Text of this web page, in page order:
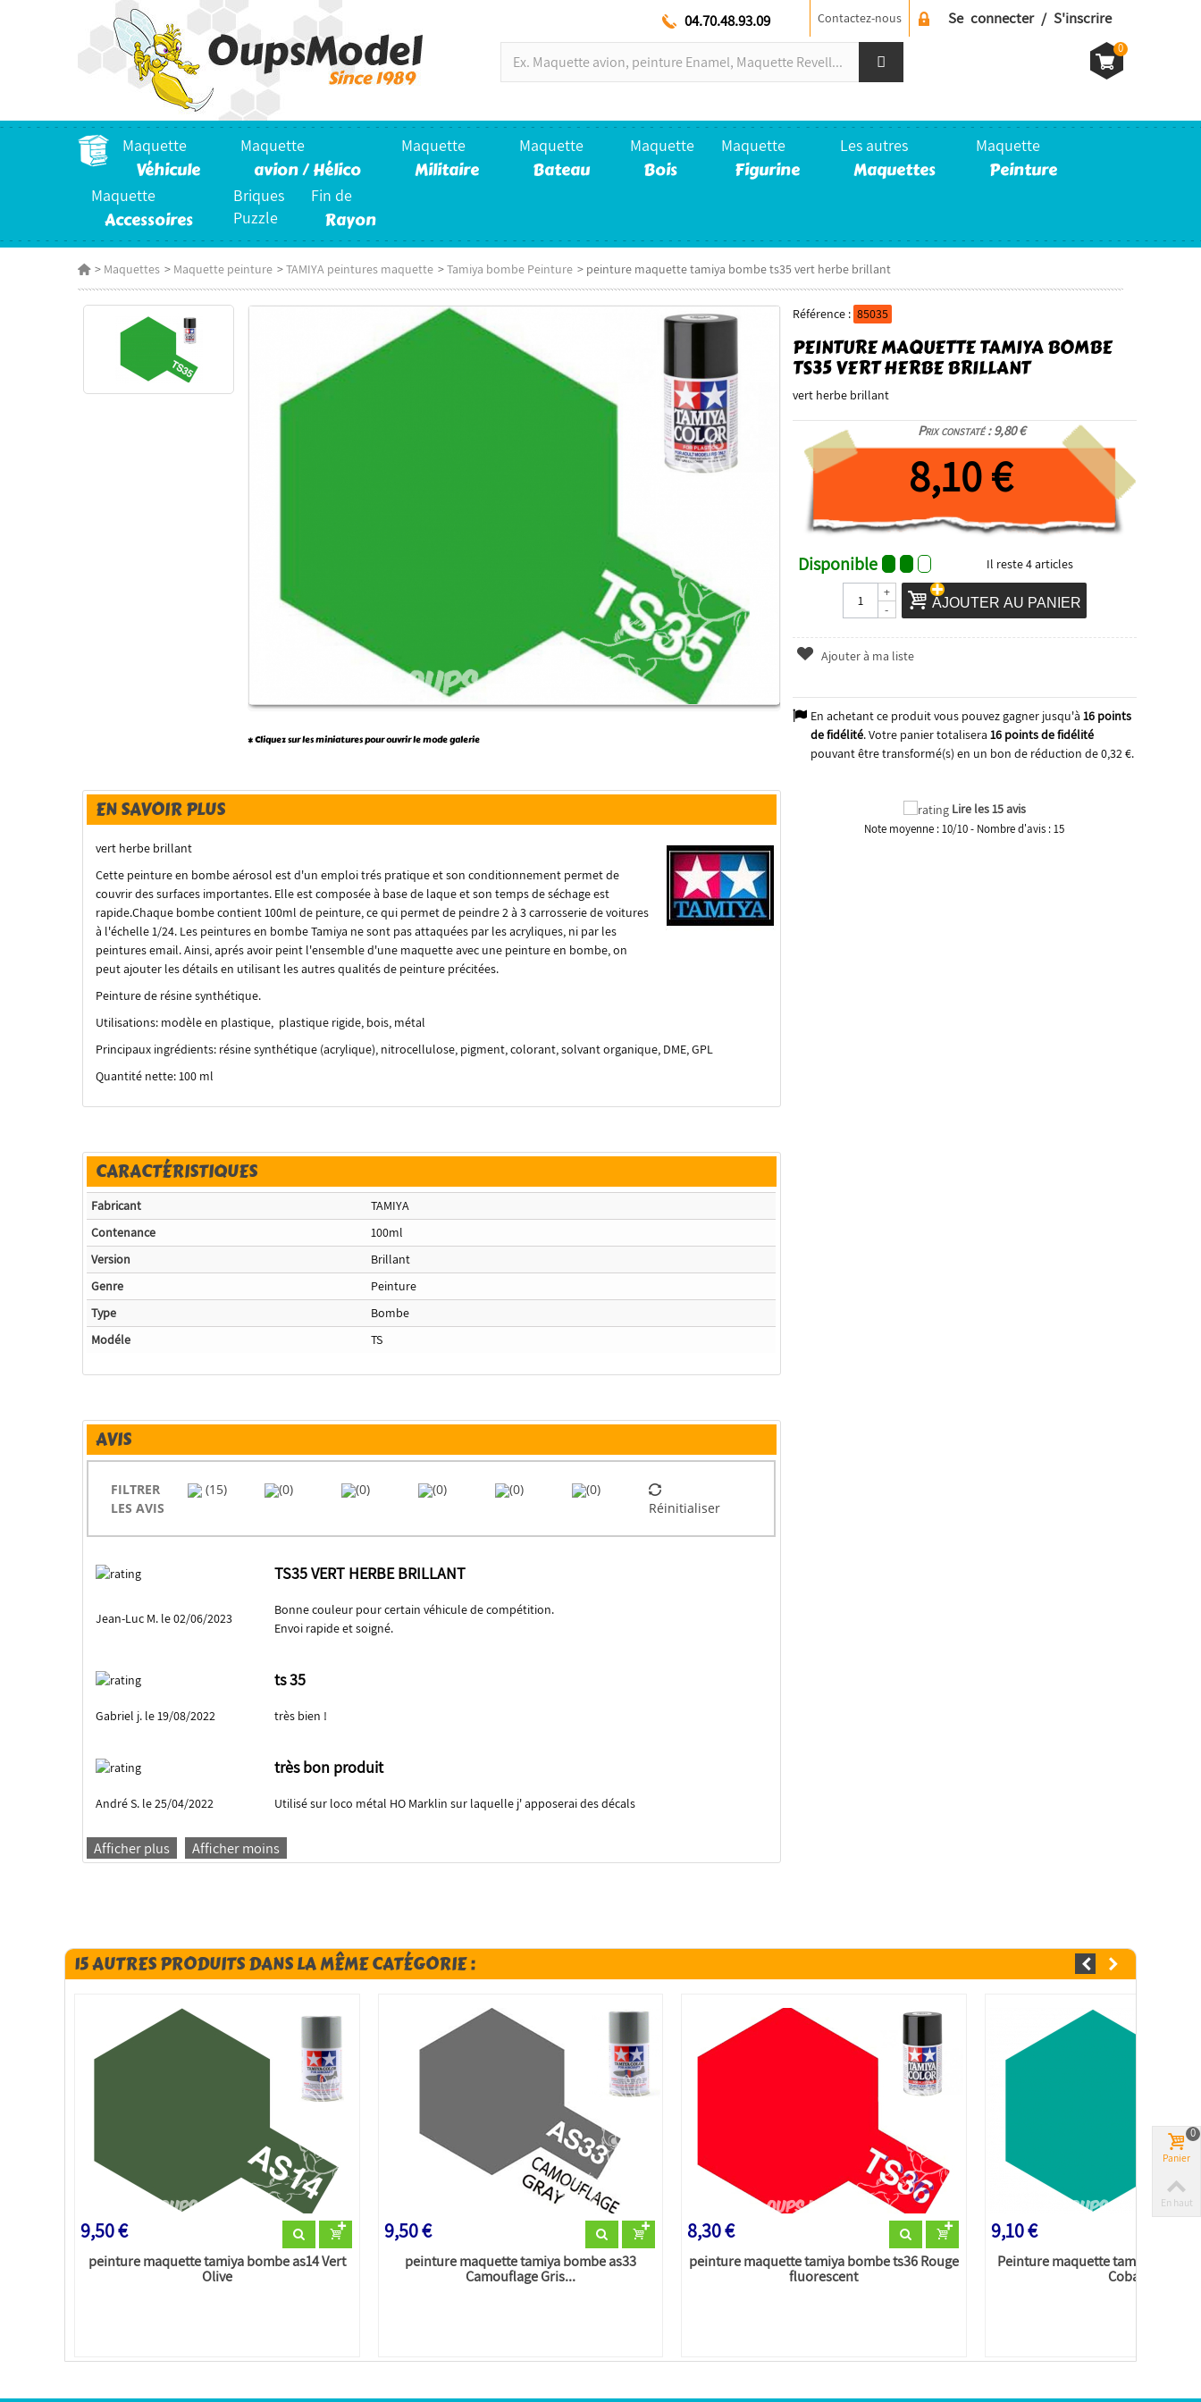
Se connecter / S'inscrire
Contactez-nous
04.70.48.93.09
0
Maquette
Véhicule
Maquette
avion / Hélico
Maquette
Militaire
Maquette
Bateau
Maquette
Bois
Maquette
Figurine
Les autres
Maquettes
Maquette
Peinture
Maquette
Accessoires
Briques
Puzzle
Fin de
Rayon
> Maquettes > Maquette peinture >TAMIYA peintures maquette >Tamiya bombe Peinture > peinture maquette tamiya bombe ts35 vert herbe brillant
Référence : 85035
PEINTURE MAQUETTE TAMIYA BOMBE
TS35 VERT HERBE BRILLANT
vert herbe brillant
Prix constaté : 9,80 €
8,10 €
Disponible Il reste4articles
-
+
AJOUTER AU PANIER
Ajouter à ma liste
En achetant ce produit vous pouvez gagner jusqu'à 16points
de fidélité. Votre panier totalisera 16points de fidélité
pouvant être transformé(s) en un bon de réduction de0,32 €.
Lire les 15 avis
Note moyenne :10/10- Nombre d'avis :15
* Cliquez sur les miniatures pour ouvrir le mode galerie
EN SAVOIR PLUS
vert herbe brillant
Cette peinture en bombe aérosol est d'un emploi trés pratique et son conditionnement permet de
couvrir des surfaces importantes. Elle est composée à base de laque et son temps de séchage est
rapide.Chaque bombe contient 100ml de peinture, ce qui permet de peindre 2 à 3 carrosserie de voitures
à l'échelle 1/24. Les peintures en bombe Tamiya ne sont pas attaquées par les acryliques, ni par les
peintures email. Ainsi, aprés avoir peint l'ensemble d'une maquette avec une peinture en bombe, on
peut ajouter les détails en utilisant les autres qualités de peinture précitées.
Peinture de résine synthétique.
Utilisations: modèle en plastique, plastique rigide, bois, métal
Principaux ingrédients: résine synthétique (acrylique), nitrocellulose, pigment, colorant, solvant organique, DME, GPL
Quantité nette: 100 ml
CARACTÉRISTIQUES
Fabricant
TAMIYA
Contenance
100ml
Version
Brillant
Genre
Peinture
Type
Bombe
Modéle
TS
AVIS
FILTRER
LES AVIS
(15) (0) (0) (0) (0)
(0)
Réinitialiser
TS35 VERT HERBE BRILLANT
Jean-Luc M. le 02/06/2023
Bonne couleur pour certain véhicule de compétition.
Envoi rapide et soigné.
ts 35
Gabriel j. le 19/08/2022 très bien !
très bon produit
André S. le 25/04/2022 Utilisé sur loco métal HO Marklin sur laquelle j' apposerai des décals
Afficher plus Afficher moins
15 AUTRES PRODUITS DANS LA MÊME CATÉGORIE :
9,50 €
peinture maquette tamiya bombe as14 Vert
Olive
9,50 €
peinture maquette tamiya bombe as33
Camouflage Gris...
8,30 €
peinture maquette tamiya bombe ts36 Rouge
fluorescent
9,10 €
Peinture maquette tamiya bombe
Cobalt
Panier
0
En haut